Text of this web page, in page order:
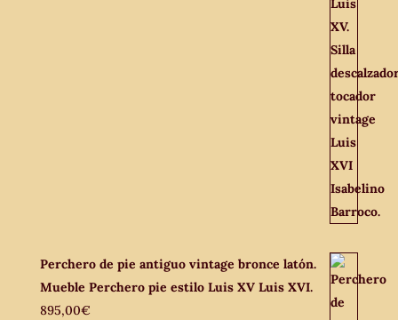
Perchero de pie antiguo vintage bronce latón.
Mueble Perchero pie estilo Luis XV Luis XVI.
895,00€